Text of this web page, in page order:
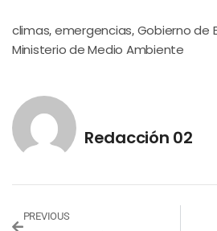
climas, emergencias, Gobierno de
Ministerio de Medio Ambiente
Redacción 02
PREVIOUS